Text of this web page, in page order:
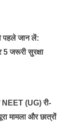
पहले जान लें:
जरूरी सुरक्षा
(UG) री-
मामला और छात्रों